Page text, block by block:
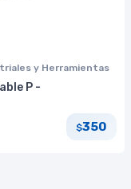
y Herramientas
P -
$350